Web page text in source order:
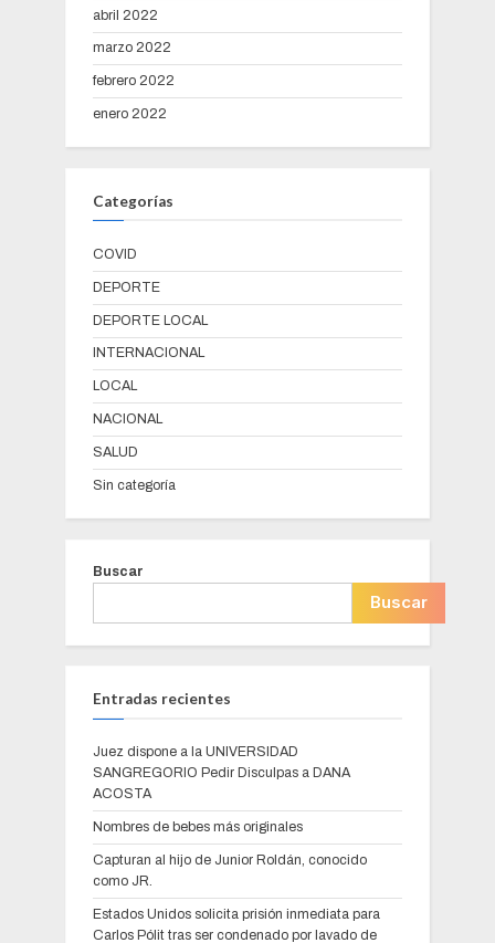
abril 2022
marzo 2022
febrero 2022
enero 2022
Categorías
COVID
DEPORTE
DEPORTE LOCAL
INTERNACIONAL
LOCAL
NACIONAL
SALUD
Sin categoría
Buscar
Buscar
Entradas recientes
Juez dispone a la UNIVERSIDAD
SANGREGORIO Pedir Disculpas a DANA
ACOSTA
Nombres de bebes más originales
Capturan al hijo de Junior Roldán, conocido
como JR.
Estados Unidos solicita prisión inmediata para
Carlos Pólit tras ser condenado por lavado de